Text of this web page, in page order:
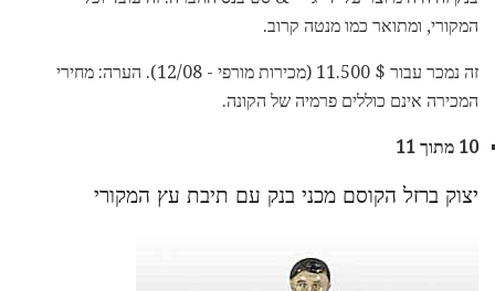
המקורי, ומתואר כמו מנטה קרוב.
זה נמכר עבור $ 11.500 (מכירות מורפי - 12/08). הערה: מחירי
המכירה אינם כוללים פרמיה של הקונה.
10 מתוך 11
יצוק ברזל הקוסם מכני בנק עם תיבת עץ המקורי